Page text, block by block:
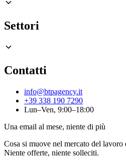
Settori
Contatti
info@btpagency.it
+39 338 190 7290
Lun–Ven, 9:00–18:00
Una email al mese, niente di più
Cosa si muove nel mercato del
Niente offerte, niente solleciti.